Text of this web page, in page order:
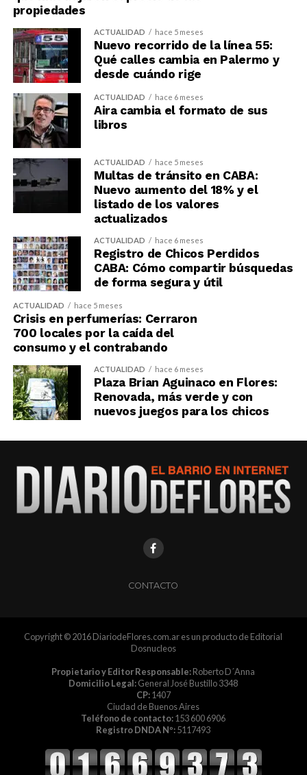
propiedades
ACTUALIDAD hace 5 meses
Nuevo recorrido de la línea 55:
Qué calles cambia en Palermo y
desde cuándo rige
ACTUALIDAD hace 6 meses
Aira cambia el formato de sus
libros
ACTUALIDAD hace 5 meses
Multas de tránsito en CABA:
Nuevo aumento del 18% y el
listado de los valores
actualizados
ACTUALIDAD hace 6 meses
Registro de Chicos Perdidos
CABA: Cómo compartir búsquedas
de forma segura y útil
ACTUALIDAD hace 5 meses
Crisis en perfumerías: Cerraron
700 locales por la caída del
consumo y el contrabando
ACTUALIDAD hace 6 meses
Plaza Brian Aguinaco en Flores:
Renovada, más verde y con
nuevos juegos para los chicos
CONTACTO
Copyright © 2016 DiariodeFlores.com.ar es un producto de Editorial
Dosnucleos
Propietario y Editor Responsable:Roberto D´Anna
Domicilio Legal:General José Bustillo 3348
CP:1407
Ciudad de Buenos Aires
Teléfono de contacto:153 600 6906
Registro DNDA Nº:5117493